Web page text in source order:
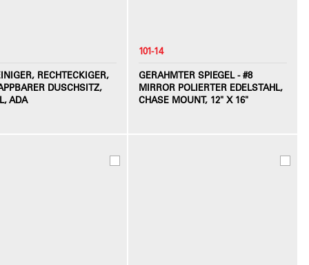
RECHTECKIGER,
DUSCHSITZ,
ADA
101-14
GERAHMTER SPIEGEL - #8
MIRROR POLIERTER EDELSTAHL,
CHASE MOUNT, 12" X 16"